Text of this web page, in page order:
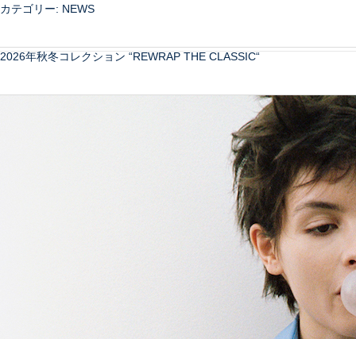
カテゴリー: NEWS
2026年秋冬コレクション “REWRAP THE CLASSIC“